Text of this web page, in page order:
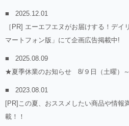
2025.12.01
［PR] エーエフエヌがお届けする！デ
マートフォン版」にて企画広告掲載中!
2025.08.09
★夏季休業のお知らせ 8/９日（土曜）～
2023.08.01
[PR]この夏、おススメしたい商品や情報
載！！